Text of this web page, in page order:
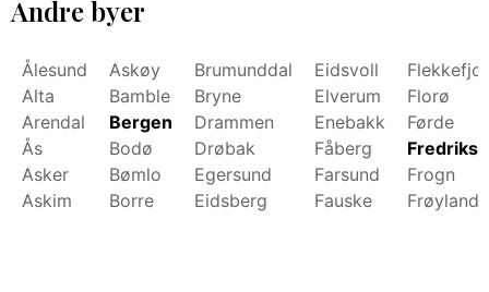
Andre byer
Ålesund
Alta
Arendal
Ås
Asker
Askim
Askøy
Bamble
Bergen
Bodø
Bømlo
Borre
Brumunddal
Bryne
Drammen
Drøbak
Egersund
Eidsberg
Eidsvoll
Elverum
Enebakk
Fåberg
Farsund
Fauske
Florø
Førde
Frogn
Frøyland